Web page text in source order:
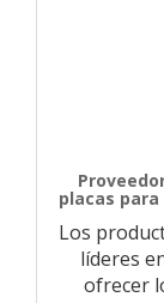
placas
Los
líderes
ofrecer